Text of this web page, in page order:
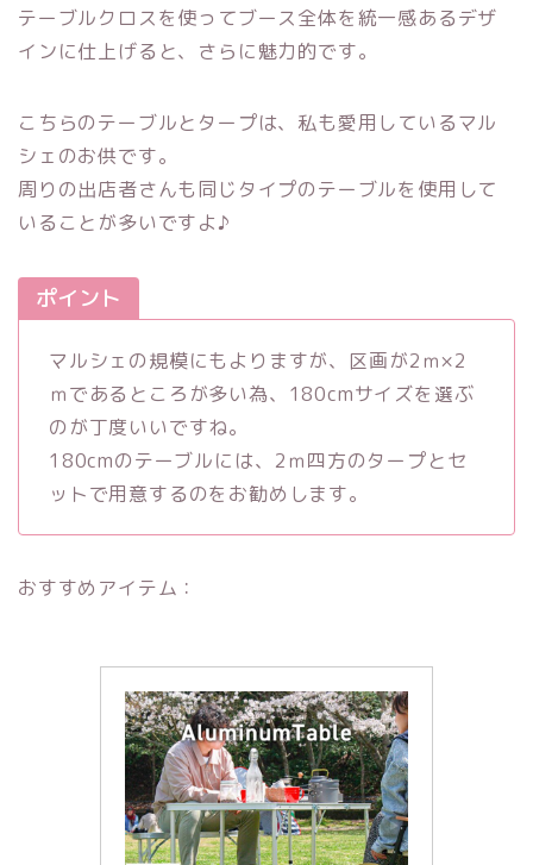
テーブルクロスを使ってブース全体を統一感あるデザ
インに仕上げると、さらに魅力的です。
こちらのテーブルとタープは、私も愛用しているマル
シェのお供です。
周りの出店者さんも同じタイプのテーブルを使用して
いることが多いですよ♪
ポイント
マルシェの規模にもよりますが、区画が2ｍ×2
ｍであるところが多い為、180cmサイズを選ぶ
のが丁度いいですね。
180cmのテーブルには、2ｍ四方のタープとセ
ットで用意するのをお勧めします。
おすすめアイテム：